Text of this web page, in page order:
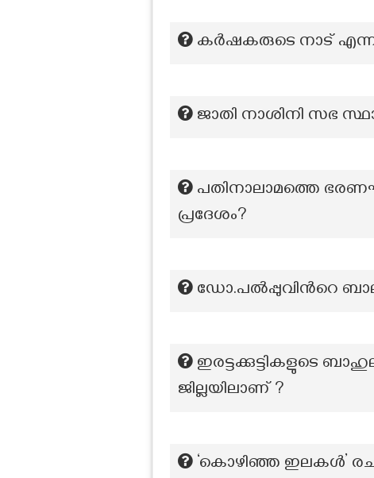
കര്‍ഷകരുടെ നാട്
ജാതി നാശിനി സഭ
പതിനാലാമത്തെ
പ്രദേശം?
ഡോ.പൽപ്പുവിന്‍റെ
ഇരട്ടക്കുട്ടികളുടെ
ജില്ലയിലാണ് ?
‘കൊഴിഞ്ഞ ഇലകൾ’